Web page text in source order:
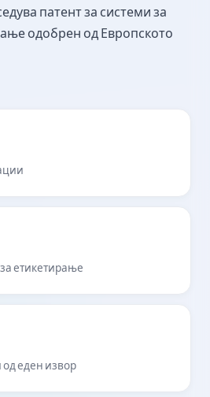
патент за системи за
одобрен од Европското
етикетирање
од еден извор